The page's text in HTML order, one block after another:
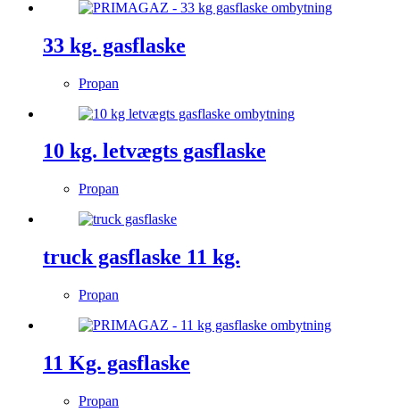
33 kg. gasflaske
Propan
10 kg. letvægts gasflaske
Propan
truck gasflaske 11 kg.
Propan
11 Kg. gasflaske
Propan